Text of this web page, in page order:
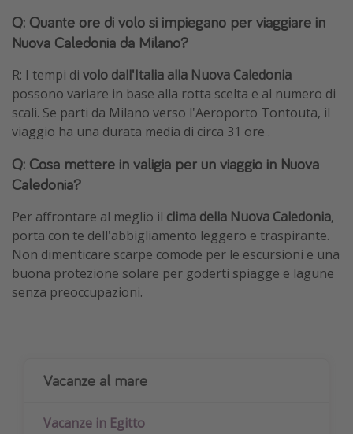
Q: Quante ore di volo si impiegano per viaggiare in
Nuova Caledonia da Milano?
R: I tempi di volo dall'Italia alla Nuova Caledonia
possono variare in base alla rotta scelta e al numero di
scali. Se parti da Milano verso l'Aeroporto Tontouta, il
viaggio ha una durata media di circa 31 ore .
Q: Cosa mettere in valigia per un viaggio in Nuova
Caledonia?
Per affrontare al meglio il clima della Nuova Caledonia,
porta con te dell'abbigliamento leggero e traspirante.
Non dimenticare scarpe comode per le escursioni e una
buona protezione solare per goderti spiagge e lagune
senza preoccupazioni.
Vacanze al mare
Vacanze in Egitto